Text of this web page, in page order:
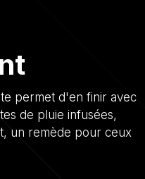
permet d'en finir avec
de pluie infusées,
un remède pour ceux